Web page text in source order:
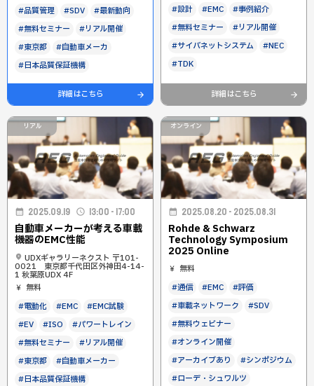
#品質管理
#SDV
#最新動向
#無料セミナー
#リアル開催
#東京都
#自動車メーカ
#日本品質保証機構
詳細はこちら
#設計 #EMC
#事例紹介
#無料セミナー
#リアル開催
#サイバネットシステム
#NEC
#TDK
詳細はこちら
リアル
2025.09.19 13:00 - 17:00
自動車メーカーが考える車載
機器のEMC性能
UDXギャラリーネクスト 〒101-
0021 東京都千代田区外神田4-14-
1 秋葉原UDX 4F
無料
#電動化 #EMC
#EMC試験
#EV
#ISO
#パワートレイン
#無料セミナー
#リアル開催
#東京都
#自動車メーカー
#日本品質保証機構
オンライン
2025.08.20 - 2025.08.31
Rohde & Schwarz
Technology Symposium
2025 Online
無料
#通信 #EMC
#評価
#車載ネットワーク
#SDV
#無料ウェビナー
#オンライン開催
#アーカイブあり
#シンポジウム
#ローデ・シュワルツ